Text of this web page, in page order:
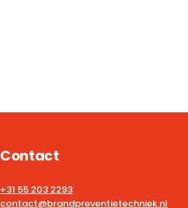
Contact
+31 55 203 2293
contact@brandpreventietechniek.nl